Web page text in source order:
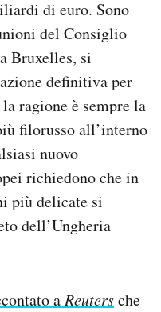
di euro. Sono
del Consiglio
Bruxelles, si
definitiva per
ragione è sempre la
filorusso all’interno
nuovo
richiedono che in
più delicate si
dell’Ungheria
aReutersche